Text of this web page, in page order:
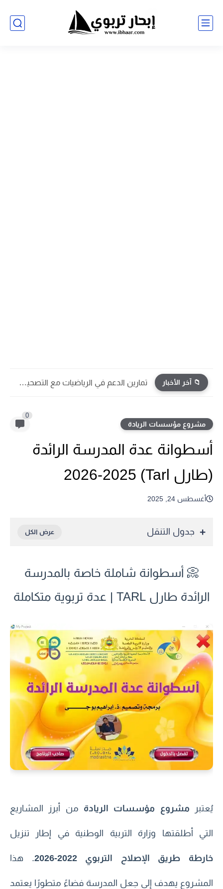
📁 آخر الأخبار تمارين الدعم في الرياضيات مع التصحيح | جميع الوحدات...
مشروع مؤسسات الريادة
0
أسطوانة عدة المدرسة الرائدة
(طارل Tarl) 2026-2025
أغسطس 24, 2025
جدول التنقل
📀 أسطوانة شاملة خاصة بالمدرسة
الرائدة طارل TARL | عدة تربوية متكاملة
يُعتبر مشروع مؤسسات الريادة من أبرز المشاريع
التي أطلقتها وزارة التربية الوطنية في إطار تنزيل
خارطة طريق الإصلاح التربوي 2022-2026 . هذا
المشروع يهدف إلى جعل المدرسة فضاءً متطورًا يعتمد